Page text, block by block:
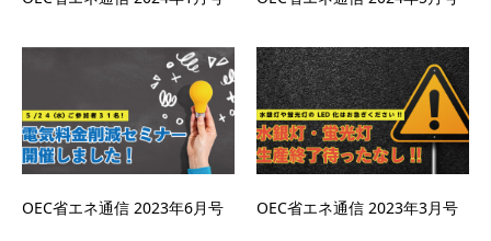
OEC省エネ通信 2023年6月号 OEC省エネ通信 2023年3月号